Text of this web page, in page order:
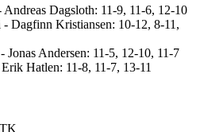
Dagsloth: 11-9, 11-6, 12-10
Dagfinn Kristiansen: 10-12, 8-11,
Jonas Andersen: 11-5, 12-10, 11-7
Hatlen: 11-8, 11-7, 13-11